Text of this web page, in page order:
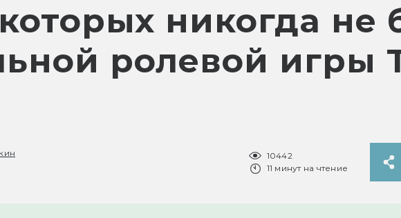
никогда не
ролевой игры
10442
11 минут на чтение